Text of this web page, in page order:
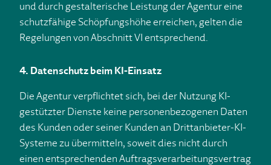
und durch gestalterische Leistung der Agentur eine
schutzfähige Schöpfungshöhe erreichen, gelten die
Regelungen von Abschnitt VI entsprechend.
4. Datenschutz beim KI-Einsatz
Die Agentur verpflichtet sich, bei der Nutzung KI-
gestützter Dienste keine personenbezogenen Daten
des Kunden oder seiner Kunden an Drittanbieter-KI-
Systeme zu übermitteln, soweit dies nicht durch
einen entsprechenden Auftragsverarbeitungsvertrag